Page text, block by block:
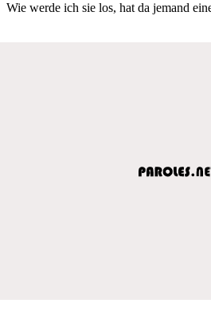
Wie werde ich sie los, hat da jemand